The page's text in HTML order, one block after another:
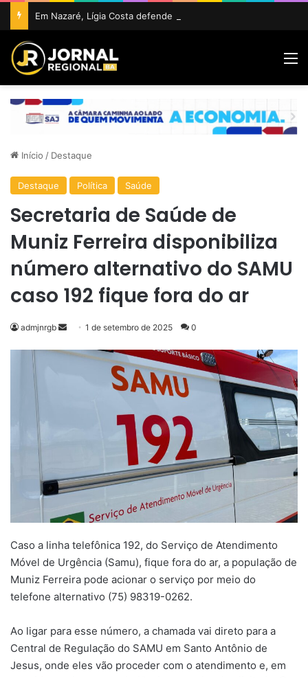
Início / Destaque
Destaque Política Saúde
Secretaria de Saúde de
Muniz Ferreira disponibiliza
número alternativo do SAMU
caso 192 fique fora do ar
admjnrgb
Mande1 de setembro de 2025 0
Caso a linha telefônica 192, do Serviço de Atendimento
Móvel de Urgência (Samu), fique fora do ar, a população de
Muniz Ferreira pode acionar o serviço por meio do
telefone alternativo (75) 98319-0262.
Ao ligar para esse número, a chamada vai direto para a
Central de Regulação do SAMU em Santo Antônio de
Jesus, onde eles vão proceder com o atendimento e, em